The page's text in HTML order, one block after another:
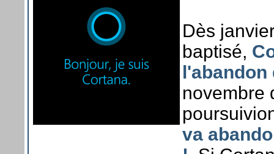
Dès
baptisé,
l'abandon
novembre
va